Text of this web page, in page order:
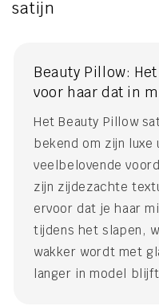
satijn
Beauty Pillow:
voor haar dat in
Het Beauty Pillow
bekend om zijn luxe
veelbelovende
zijn zijdezachte
ervoor dat je haar
tijdens het slapen,
wakker wordt met
langer in model